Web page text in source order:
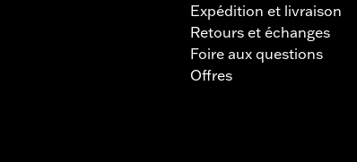
Expédition et livraison
Retours et échanges
Foire aux questions
Offres